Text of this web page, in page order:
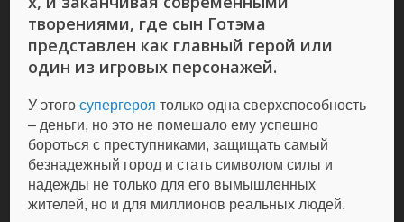
творениями, где сын Готэма
представлен как главный герой или
один из игровых персонажей.
У этогосупергероя только одна сверхспособность
– деньги, но это не помешало ему успешно
бороться с преступниками, защищать самый
безнадежный город и стать символом силы и
надежды не только для его вымышленных
жителей, но и для миллионов реальных людей.